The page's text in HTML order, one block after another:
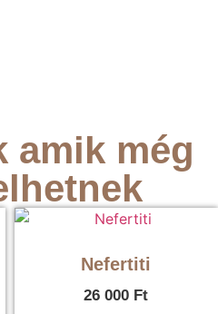
amik még
Nefertiti
26 000 Ft